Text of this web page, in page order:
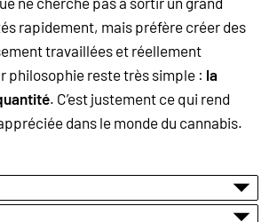
rapidement, mais préfère créer des
travaillées et réellement
philosophie reste très simple : la
. C’est justement ce qui rend
dans le monde du cannabis.